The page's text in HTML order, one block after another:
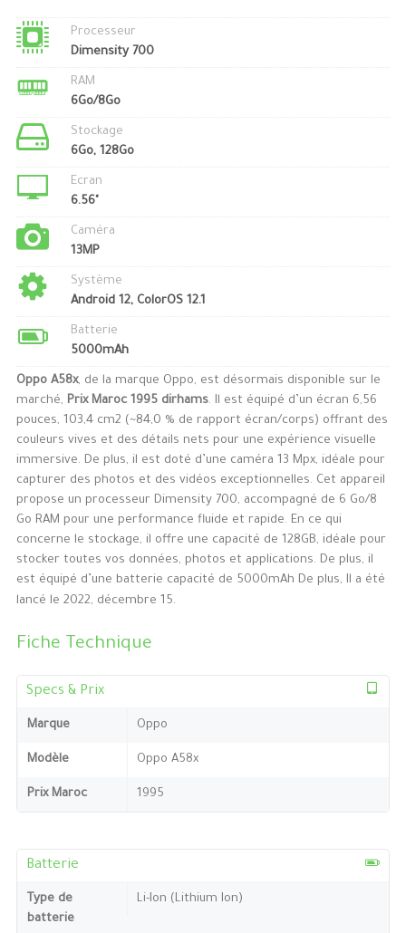
Processeur
Dimensity 700
RAM
6Go/8Go
Stockage
6Go, 128Go
Ecran
6.56"
Caméra
13MP
Système
Android 12, ColorOS 12.1
Batterie
5000mAh
Oppo A58x, de la marque Oppo, est désormais disponible sur le
marché, Prix Maroc 1995 dirhams. Il est équipé d’un écran 6,56
pouces, 103,4 cm2 (~84,0 % de rapport écran/corps) offrant des
couleurs vives et des détails nets pour une expérience visuelle
immersive. De plus, il est doté d’une caméra 13 Mpx, idéale pour
capturer des photos et des vidéos exceptionnelles. Cet appareil
propose un processeur Dimensity 700, accompagné de 6 Go/8
Go RAM pour une performance fluide et rapide. En ce qui
concerne le stockage, il offre une capacité de 128GB, idéale pour
stocker toutes vos données, photos et applications. De plus, il
est équipé d’une batterie capacité de 5000mAh De plus, Il a été
lancé le 2022, décembre 15.
Fiche Technique
Specs & Prix
Marque Oppo
Modèle Oppo A58x
Prix Maroc 1995
Batterie
Type de
batterie
Li-Ion (Lithium Ion)